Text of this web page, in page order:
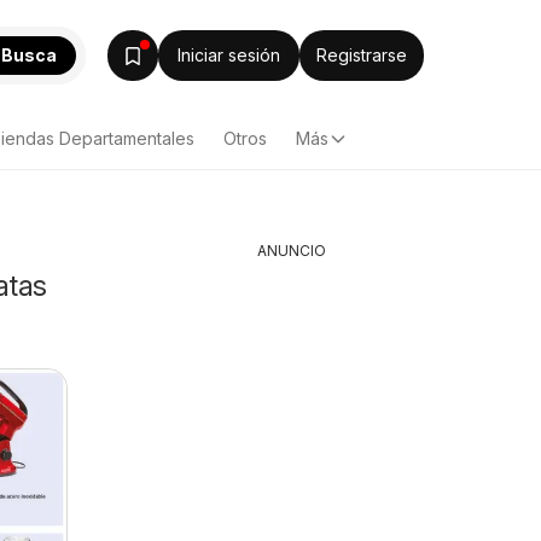
Busca Iniciar sesión Registrarse
Departamentales Otros Más
ANUNCIO